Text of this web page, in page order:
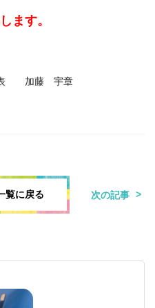
ます。
表 加藤 宇章
覧に戻る 次の記事